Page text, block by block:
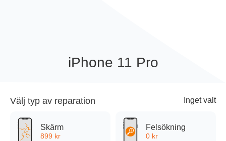
Halmstad
Värnamo
Blogg
iPhone 11 Pro
Välj typ av reparation Inget valt
Skärm
899 kr
Felsökning
0 kr